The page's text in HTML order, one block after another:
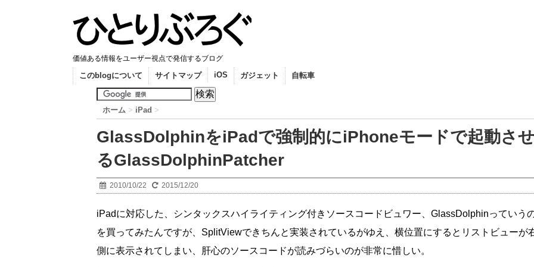
価値ある情報をユーザー視点で発信するブログ
このblogについて サイトマップ iOS ガジェット
自転車
ホーム > iPad >
GlassDolphinをiPadで強制的にiPhoneモードで起動させ
るGlassDolphinPatcher
2010/10/22 2015/12/20
iPadに対応した、シンタックスハイライティング付きソースコードビュワー、GlassDolphinっていう
を買ってみたんですが、SplitViewできちんと実装されているがゆえ、横位置にするとリストビューが
側に表示されてしまい、肝心のソースコードが読みづらいのが非常に惜しい。